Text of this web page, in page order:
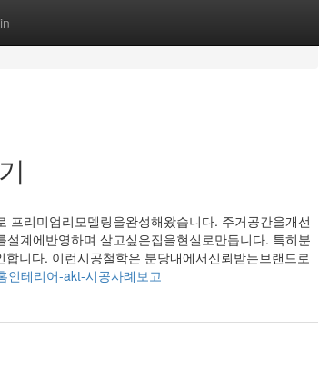
리미엄리모델링을완성해왔습니다. 주거공간을개선
계에반영하며 살고싶은집을현실로만듭니다. 특히분
니다. 이런시공철학은 분당내에서신뢰받는브랜드로
테리어-akt-시공사례보고